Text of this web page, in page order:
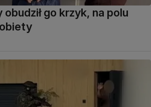
go krzyk, na polu